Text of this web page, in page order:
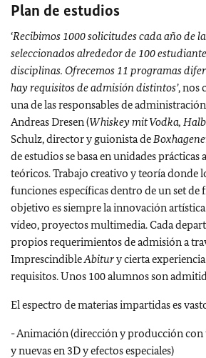
Plan de estudios
‘Recibimos 1000 solicitudes cada año de
seleccionados alrededor de 100
disciplinas. Ofrecemos 11 programas
hay requisitos de admisión distintos’, nos
una de las responsables de
Andreas Dresen (Whiskey mit Vodka,
Schulz, director y guionista de
de estudios se basa en unidades prácticas
teóricos. Trabajo creativo y teoría donde
funciones específicas dentro de un set de
objetivo es siempre la innovación
vídeo, proyectos multimedia.Cada
propios requerimientos de admisión a
ImprescindibleAbitury cierta
requisitos. Unos 100 alumnos son
El espectro de materias impartidas es
-Animación (dirección y producción con
y nuevas en 3D y efectos especiales)